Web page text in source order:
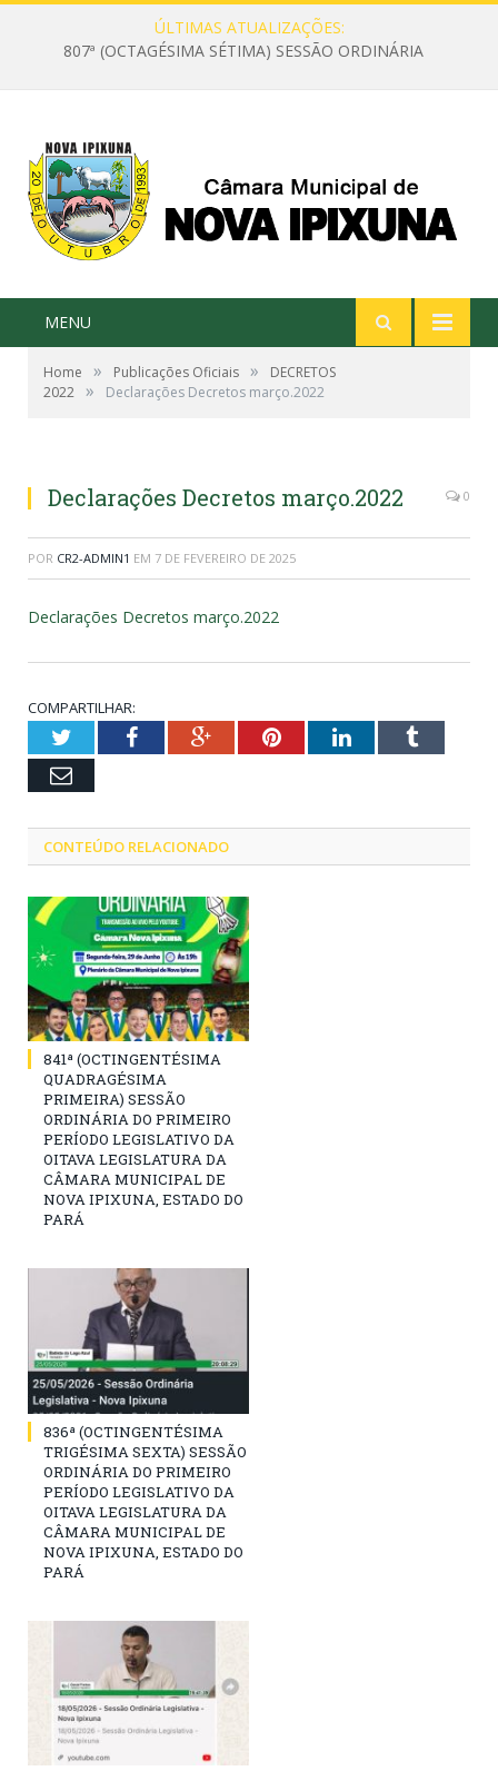
ÚLTIMAS ATUALIZAÇÕES:
807ª (OCTAGÉSIMA SÉTIMA) SESSÃO ORDINÁRIA
MENU
Home » Publicações Oficiais »
DECRETOS
2022 » Declarações Decretos março.2022
Declarações Decretos março.2022 0
POR CR2-ADMIN1 EM 7 DE FEVEREIRO DE 2025
Declarações Decretos março.2022
COMPARTILHAR:
TwitterFacebookGoogle+PinterestLinkedInTumblr
Email
CONTEÚDO RELACIONADO
841ª (OCTINGENTÉSIMA
QUADRAGÉSIMA
PRIMEIRA) SESSÃO
ORDINÁRIA DO PRIMEIRO
PERÍODO LEGISLATIVO DA
OITAVA LEGISLATURA DA
CÂMARA MUNICIPAL DE
NOVA IPIXUNA, ESTADO DO
PARÁ
836ª (OCTINGENTÉSIMA
TRIGÉSIMA SEXTA) SESSÃO
ORDINÁRIA DO PRIMEIRO
PERÍODO LEGISLATIVO DA
OITAVA LEGISLATURA DA
CÂMARA MUNICIPAL DE
NOVA IPIXUNA, ESTADO DO
PARÁ